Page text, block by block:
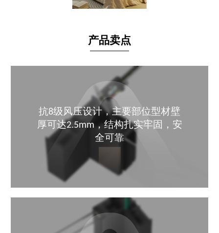
产品卖点
抗8级风压设计，主要部位型材壁
厚可达2.5mm，结构扎实牢固，安
全可靠